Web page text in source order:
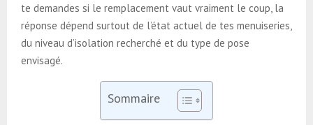
te demandes si le remplacement vaut vraiment le coup, la
réponse dépend surtout de l’état actuel de tes menuiseries,
du niveau d’isolation recherché et du type de pose
envisagé.
Sommaire